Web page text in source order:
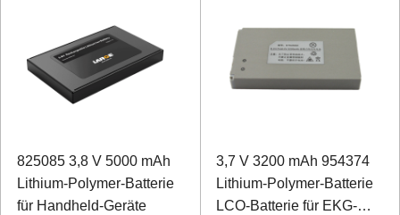
825085 3,8 V 5000 mAh
Lithium-Polymer-Batterie
für Handheld-Geräte
3,7 V 3200 mAh 954374
Lithium-Polymer-Batterie
LCO-Batterie für EKG-